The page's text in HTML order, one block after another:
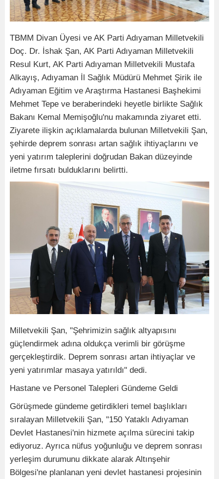
TBMM Divan Üyesi ve AK Parti Adıyaman Milletvekili
Doç. Dr. İshak Şan, AK Parti Adıyaman Milletvekili
Resul Kurt, AK Parti Adıyaman Milletvekili Mustafa
Alkayış, Adıyaman İl Sağlık Müdürü Mehmet Şirik ile
Adıyaman Eğitim ve Araştırma Hastanesi Başhekimi
Mehmet Tepe ve beraberindeki heyetle birlikte Sağlık
Bakanı Kemal Memişoğlu'nu makamında ziyaret etti.
Ziyarete ilişkin açıklamalarda bulunan Milletvekili Şan,
şehirde deprem sonrası artan sağlık ihtiyaçlarını ve
yeni yatırım taleplerini doğrudan Bakan düzeyinde
iletme fırsatı bulduklarını belirtti.
Milletvekili Şan, "Şehrimizin sağlık altyapısını
güçlendirmek adına oldukça verimli bir görüşme
gerçekleştirdik. Deprem sonrası artan ihtiyaçlar ve
yeni yatırımlar masaya yatırıldı" dedi.
Hastane ve Personel Talepleri Gündeme Geldi
Görüşmede gündeme getirdikleri temel başlıkları
sıralayan Milletvekili Şan, "150 Yataklı Adıyaman
Devlet Hastanesi'nin hizmete açılma sürecini takip
ediyoruz. Ayrıca nüfus yoğunluğu ve deprem sonrası
yerleşim durumunu dikkate alarak Altınşehir
Bölgesi'ne planlanan yeni devlet hastanesi projesinin